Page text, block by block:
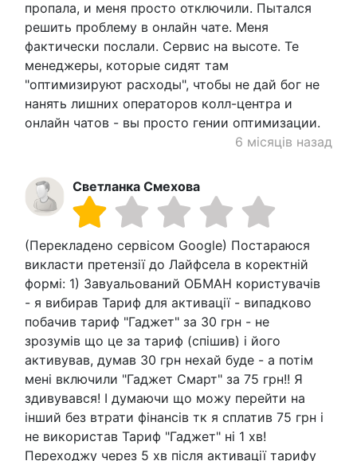
пропала, и меня просто отключили. Пытался
решить проблему в онлайн чате. Меня
фактически послали. Сервис на высоте. Те
менеджеры, которые сидят там
"оптимизируют расходы", чтобы не дай бог не
нанять лишних операторов колл-центра и
онлайн чатов - вы просто гении оптимизации.
6 місяців назад
Светланка Смехова
(Перекладено сервісом Google) Постараюся
викласти претензії до Лайфсела в коректній
формі: 1) Завуальований ОБМАН користувачів
- я вибирав Тариф для активації - випадково
побачив тариф "Гаджет" за 30 грн - не
зрозумів що це за тариф (спішив) і його
активував, думав 30 грн нехай буде - а потім
мені включили "Гаджет Смарт" за 75 грн!! Я
здивувався! І думаючи що можу перейти на
інший без втрати фінансів тк я сплатив 75 грн і
не використав Тариф "Гаджет" ні 1 хв!
Переходжу через 5 хв після активації тарифу